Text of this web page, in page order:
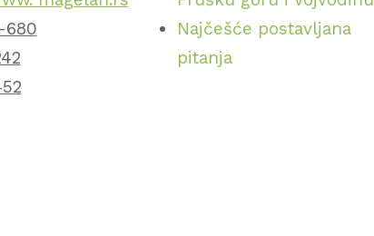
680
Najčešće postavljana
pitanja